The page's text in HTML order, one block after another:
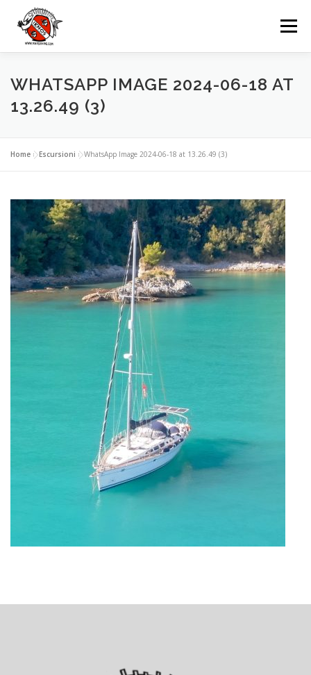
contenuto
Menu
IKNOS DIVING ESCURSIONI
WHATSAPP IMAGE 2024-06-18 AT
13.26.49 (3)
Home »Escursioni »WhatsApp Image 2024-06-18 at 13.26.49 (3)